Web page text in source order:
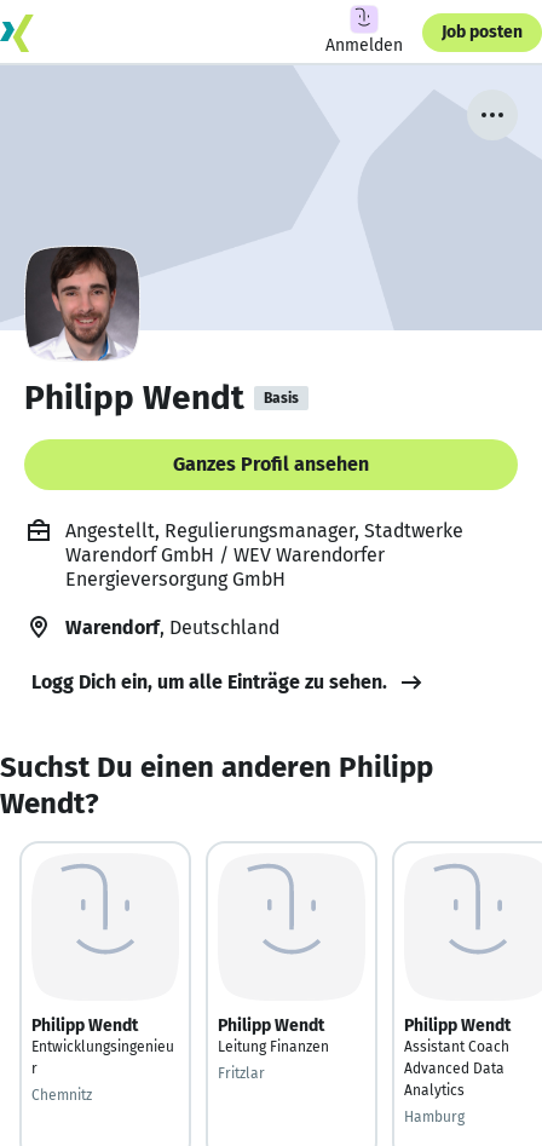
Anmelden
Job posten
Philipp Wendt Basis
Ganzes Profil ansehen
Angestellt, Regulierungsmanager, Stadtwerke
Warendorf GmbH / WEV Warendorfer
Energieversorgung GmbH
Warendorf, Deutschland
Logg Dich ein, um alle Einträge zu sehen.
Suchst Du einen anderen Philipp
Wendt?
Philipp Wendt
Entwicklungsingenieu
r
Chemnitz
Philipp Wendt
Leitung Finanzen
Fritzlar
Philipp Wendt
Assistant Coach
Advanced Data
Analytics
Hamburg